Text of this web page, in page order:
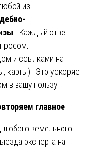
из
. Каждый ответ
и ссылками на
карты). Это ускоряет
в вашу пользу.
главное
земельного
эксперта на